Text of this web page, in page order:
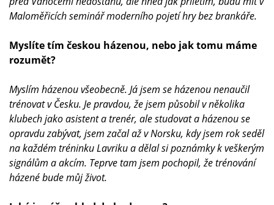
Maloměřicích seminář moderního pojetí hry bez brankáře.
Myslíte tím českou házenou, nebo jak tomu máme
rozumět?
Myslím házenou všeobecně. Já jsem se házenou nenaučil
trénovat v Česku. Je pravdou, že jsem působil v několika
klubech jako asistent a trenér, ale studovat a házenou se
opravdu zabývat, jsem začal až v Norsku, kdy jsem rok seděl
na každém tréninku Lavriku a dělal si poznámky k veškerým
signálům a akcím. Teprve tam jsem pochopil, že trénování
házené bude můj život.